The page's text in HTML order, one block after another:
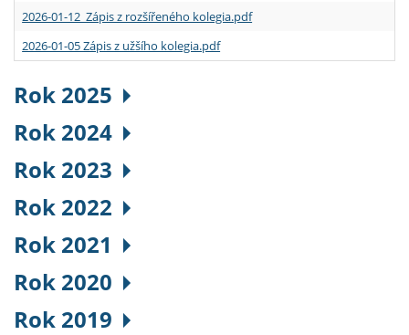
2026-01-12 Zápis z rozšířeného kolegia.pdf
2026-01-05 Zápis z užšího kolegia.pdf
Rok 2025
Rok 2024
Rok 2023
Rok 2022
Rok 2021
Rok 2020
Rok 2019